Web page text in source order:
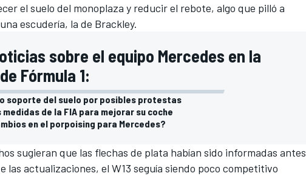
el suelo del monoplaza y reducir el rebote, algo que pilló a
escudería, la de Brackley.
sobre el equipo Mercedes en la
Fórmula 1:
soporte del suelo por posibles protestas
de la FIA para mejorar su coche
en el porpoising para Mercedes?
sugieran que las flechas de plata habían sido informadas antes
las actualizaciones, el W13 seguía siendo poco competitivo